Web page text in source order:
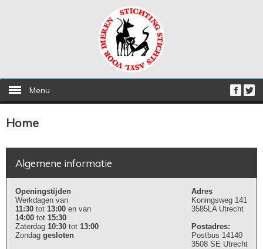
Menu
Home
Algemene informatie
Adres
Koningsweg 141
3585LA Utrecht
Postadres:
Postbus 14140
3508 SE Utrecht
Openingstijden
Werkdagen van
11:30 tot 13:00 en van
14:00 tot 15:30
Zaterdag 10:30 tot 13:00
Zondag gesloten